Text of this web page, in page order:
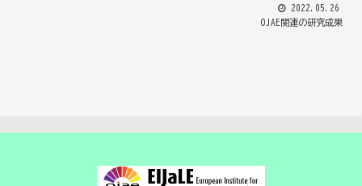
2022.05.26
OJAE関連の研究成果